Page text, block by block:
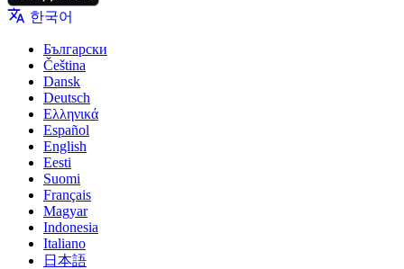
한국어
Български
Čeština
Dansk
Deutsch
Ελληνικά
Español
English
Eesti
Suomi
Français
Magyar
Indonesia
Italiano
日本語